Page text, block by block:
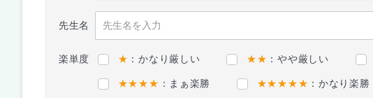
先生名
楽単度 ★ ：かなり厳しい ★★ ：やや厳しい
★★★★ ：まぁ楽勝 ★★★★★ ：かなり楽勝